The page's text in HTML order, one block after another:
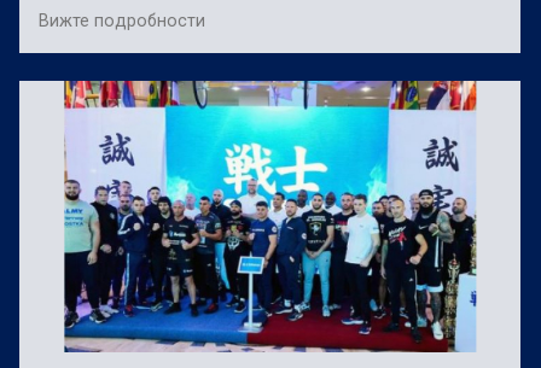
Вижте подробности